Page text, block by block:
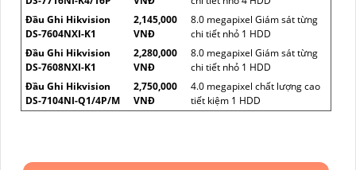
Đầu Ghi Hikvision
DS-7604NXI-K1
2,145,000
VNĐ
8.0 megapixel Giám sát từng
chi tiết nhỏ 1 HDD
Đầu Ghi Hikvision
DS-7608NXI-K1
2,280,000
VNĐ
8.0 megapixel Giám sát từng
chi tiết nhỏ 1 HDD
Đầu Ghi Hikvision
DS-7104NI-Q1/4P/M
2,750,000
VNĐ
4.0 megapixel chất lượng cao
tiết kiệm 1 HDD